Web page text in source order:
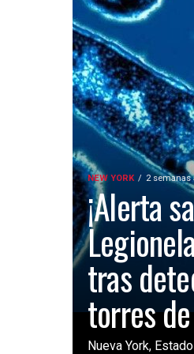
NEW YORK 2 semanas
¡Alerta
tras
torres
Nueva York,